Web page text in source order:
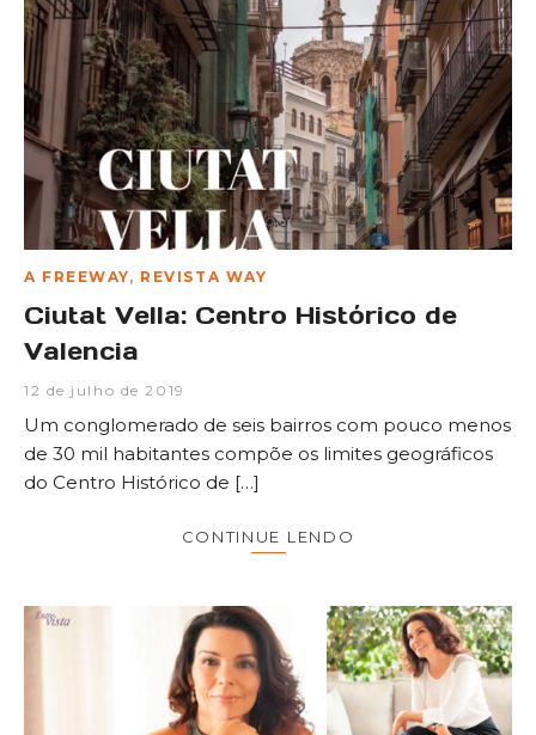
A FREEWAY, REVISTA WAY
Ciutat Vella: Centro Histórico de
Valencia
12 de julho de 2019
Um conglomerado de seis bairros com pouco menos
de 30 mil habitantes compõe os limites geográficos
do Centro Histórico de […]
CONTINUE LENDO